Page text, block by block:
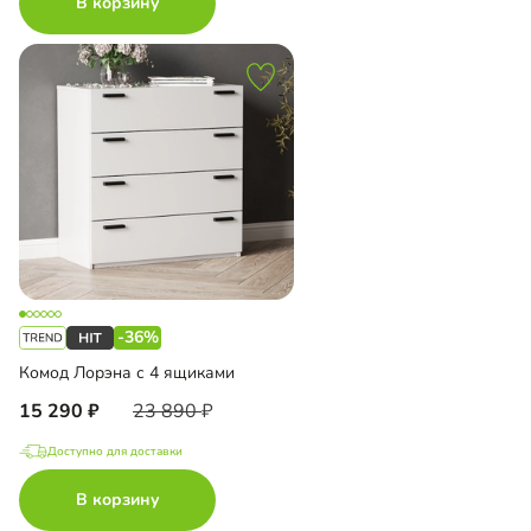
-36%
Комод Лорэна с 4 ящиками
15 290 23 890
Доступно для доставки
В корзину